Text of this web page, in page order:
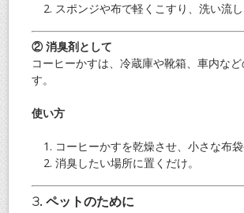
スポンジや布で軽くこすり、洗い流し
② 消臭剤として
コーヒーかすは、冷蔵庫や靴箱、車内な
す。
使い方
コーヒーかすを乾燥させ、小さな布
消臭したい場所に置くだけ。
3. ペットのために